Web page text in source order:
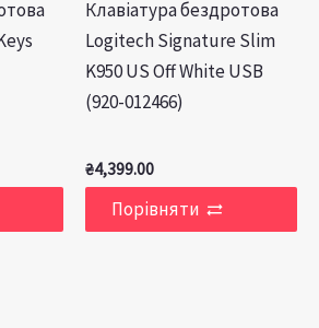
Клавiатура бездротова
Logitech Signature Slim
K950 US Off White USB
(920-012466)
₴4,399.00
Порівняти